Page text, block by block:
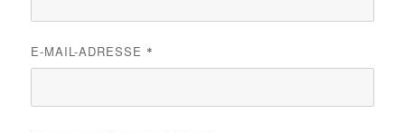
E-MAIL-ADRESSE *